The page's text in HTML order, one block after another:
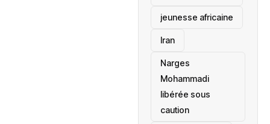
jeunesse africaine
‎Iran
Narges
Mohammadi
libérée sous
caution